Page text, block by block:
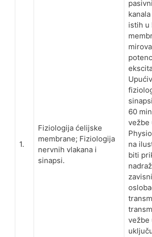
1.
Fiziologija ćelijske
membrane; Fiziologija
nervnih vlakana i
sinapsi.
istih u
60
vežbe
na
biti
vežbe